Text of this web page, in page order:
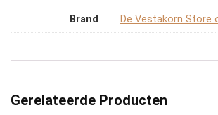
Brand De Vestakorn Store
Gerelateerde Producten